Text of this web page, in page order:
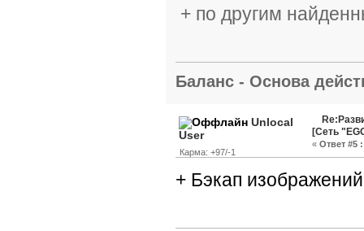
+ по другим
Баланс - Основа
Unlocal
User
Карма: +97/-1
[Сеть
« Ответ #5 :
+ Бэкап